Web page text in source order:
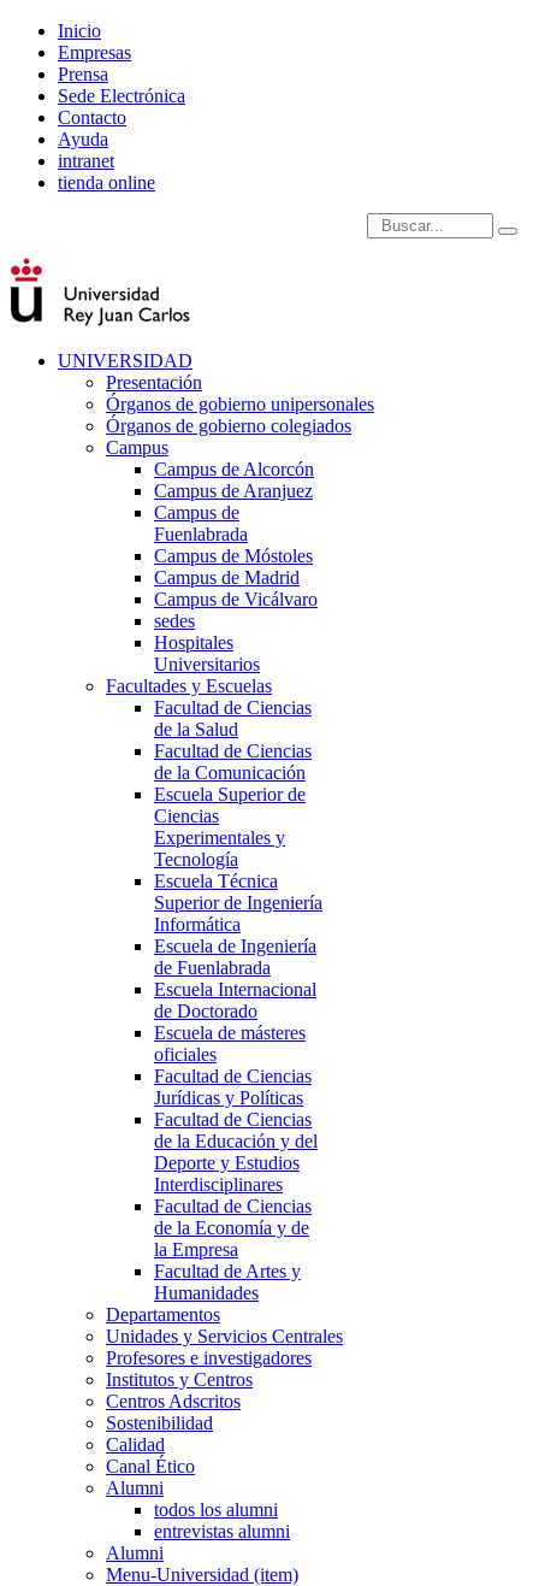
Inicio
Empresas
Prensa
Sede Electrónica
Contacto
Ayuda
intranet
tienda online
Introduce términos de
UNIVERSIDAD
Presentación
Órganos de gobierno unipersonales
Órganos de gobierno colegiados
Campus
Campus de Alcorcón
Campus de Aranjuez
Campus de
Fuenlabrada
Campus de Móstoles
Campus de Madrid
Campus de Vicálvaro
sedes
Hospitales
Universitarios
Facultades y Escuelas
Facultad de Ciencias
de la Salud
Facultad de Ciencias
de la Comunicación
Escuela Superior de
Ciencias
Experimentales y
Tecnología
Escuela Técnica
Superior de Ingeniería
Informática
Escuela de Ingeniería
de Fuenlabrada
Escuela Internacional
de Doctorado
Escuela de másteres
oficiales
Facultad de Ciencias
Jurídicas y Políticas
Facultad de Ciencias
de la Educación y del
Deporte y Estudios
Interdisciplinares
Facultad de Ciencias
de la Economía y de
la Empresa
Facultad de Artes y
Humanidades
Departamentos
Unidades y Servicios Centrales
Profesores e investigadores
Institutos y Centros
Centros Adscritos
Sostenibilidad
Calidad
Canal Ético
Alumni
todos los alumni
entrevistas alumni
Alumni
Menu-Universidad (item)